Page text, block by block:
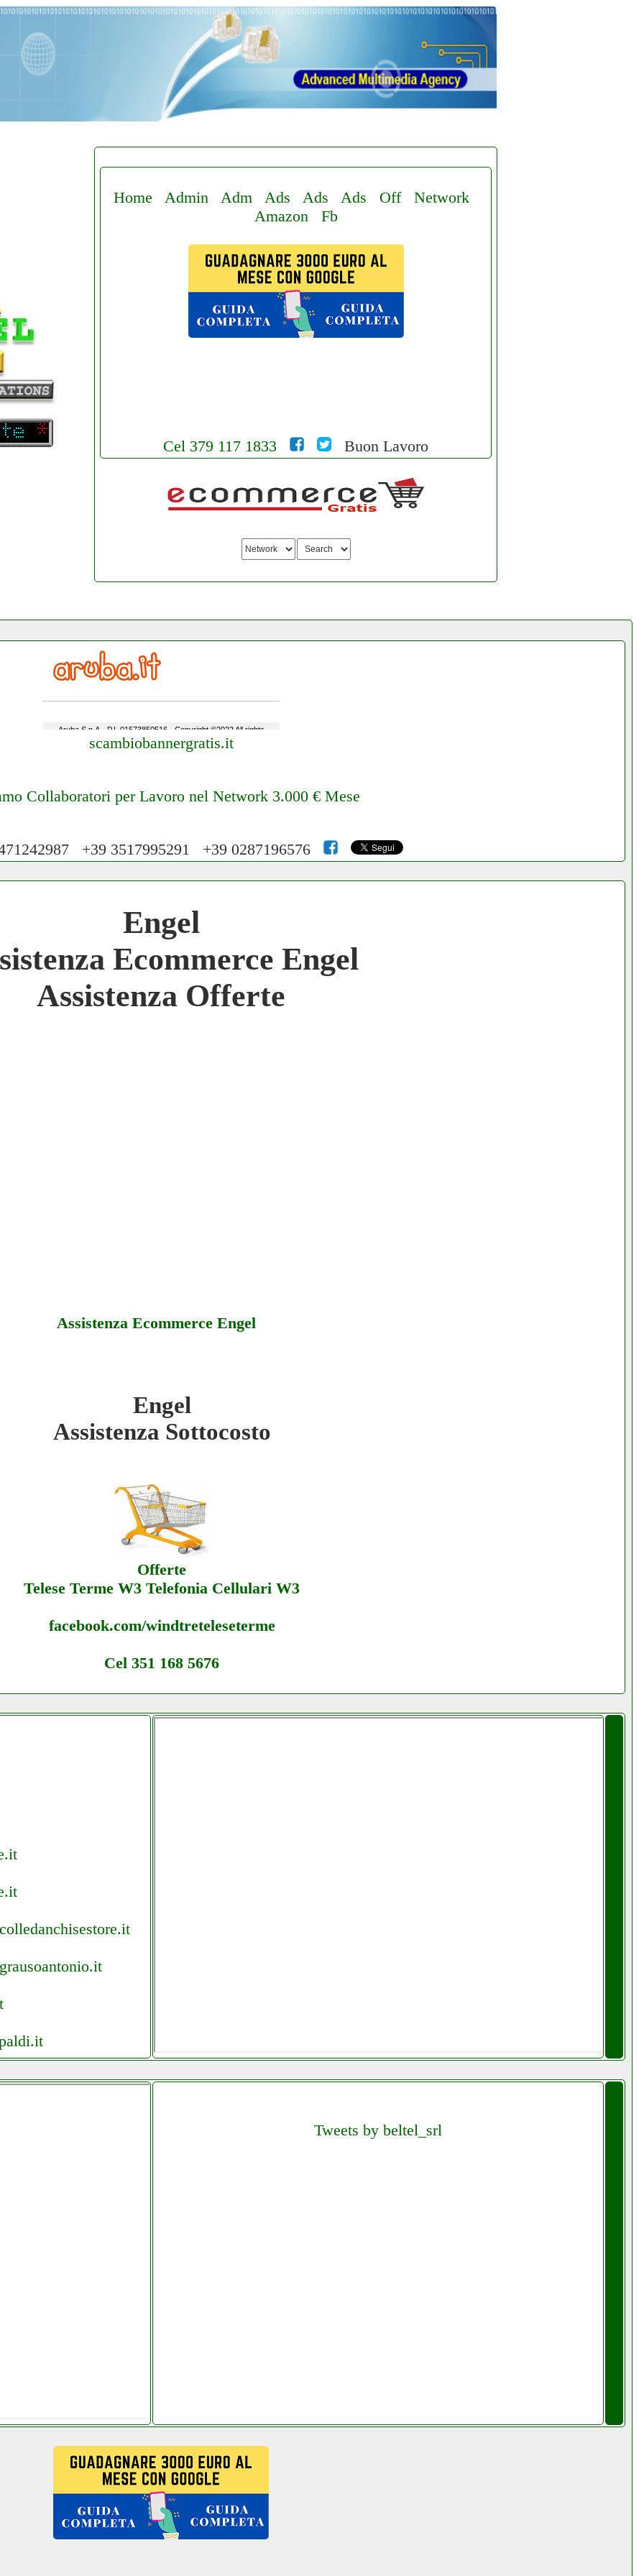
Home Admin Adm Ads Ads Ads Off
Network
Amazon
Fb
Cel 379 117 1833 Buon Lavoro
scambiobannergratis.it
Collaboratori per Lavoro nel Network 3.000 € Mese
3.000 € Mese
+39 3517995291 +39 0287196576
Engel
Ecommerce Engel
Assistenza Offerte
Assistenza Ecommerce Engel
Engel
Assistenza Sottocosto
Offerte
Telese Terme W3 Telefonia Cellulari W3
facebook.com/windtreteleseterme
Cel 351 168 5676
grausoantonio.it
instagram com
e ricambi.php
Tweets by beltel_srl